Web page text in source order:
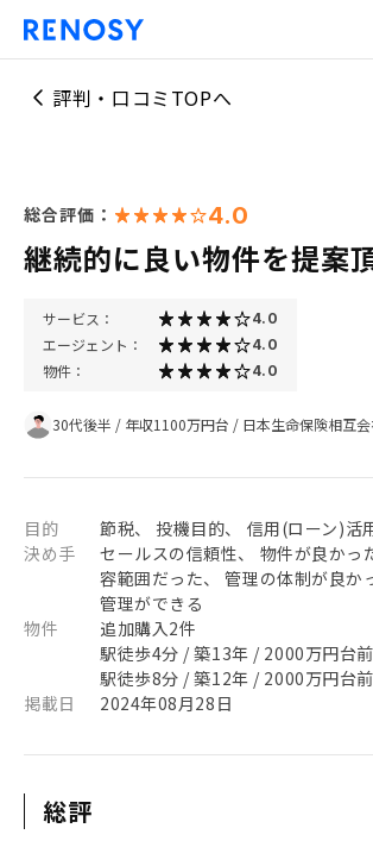
評判・口コミTOPへ
総合評価： 4.0
継続的に良い物件を提案
サービス： 4.0
エージェント： 4.0
物件： 4.0
30代後半 / 年収1100万円台 / 日本生命保険相互
目的
節税、 投機目的、 信用(ローン)活
決め手
セールスの信頼性、 物件が良かっ
容範囲だった、 管理の体制が良か
管理ができる
物件
追加購入2件
駅徒歩4分 / 築13年 / 2000万円台
駅徒歩8分 / 築12年 / 2000万円台
掲載日
2024年08月28日
総評